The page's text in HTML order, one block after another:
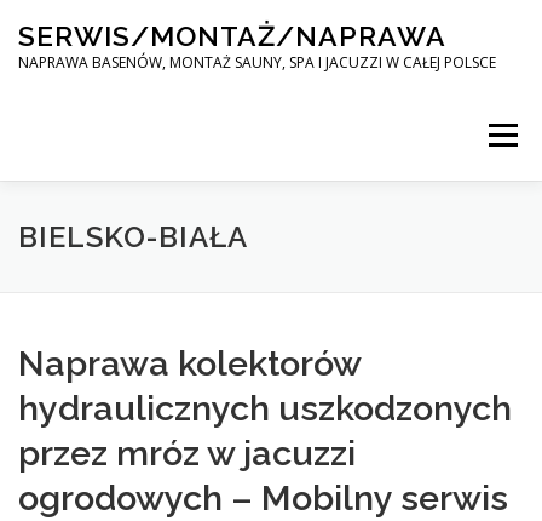
content
SERWIS/MONTAŻ/NAPRAWA
NAPRAWA BASENÓW, MONTAŻ SAUNY, SPA I JACUZZI W CAŁEJ POLSCE
Menu
SPA SERWIS
KONTAKT
BIELSKO-BIAŁA
Naprawa kolektorów
hydraulicznych uszkodzonych
przez mróz w jacuzzi
ogrodowych – Mobilny serwis